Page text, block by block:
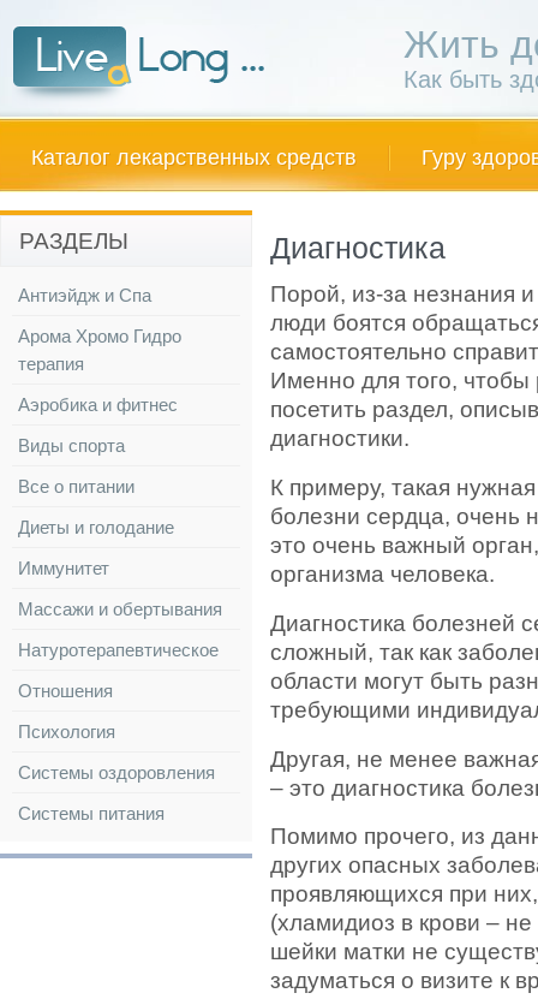
Жить
Как быть
Каталог лекарственных средств Гуру
Диагностика
Порой, из-за незнания
люди боятся
самостоятельно
Именно для того, чтобы
посетить раздел,
диагностики.
К примеру, такая
болезни сердца, очень
это очень важный
организма человека.
Диагностика болезней
сложный, так как
области могут быть
требующими
Другая, не менее
– это диагностика
Помимо прочего, из
других опасных
проявляющихся при
(хламидиоз в крови –
шейки матки не
задуматься о визите к
РАЗДЕЛЫ
Антиэйдж и Спа
Арома Хромо Гидро
терапия
Аэробика и фитнес
Виды спорта
Все о питании
Диеты и голодание
Иммунитет
Массажи и обертывания
Натуротерапевтическое
Отношения
Психология
Системы оздоровления
Системы питания